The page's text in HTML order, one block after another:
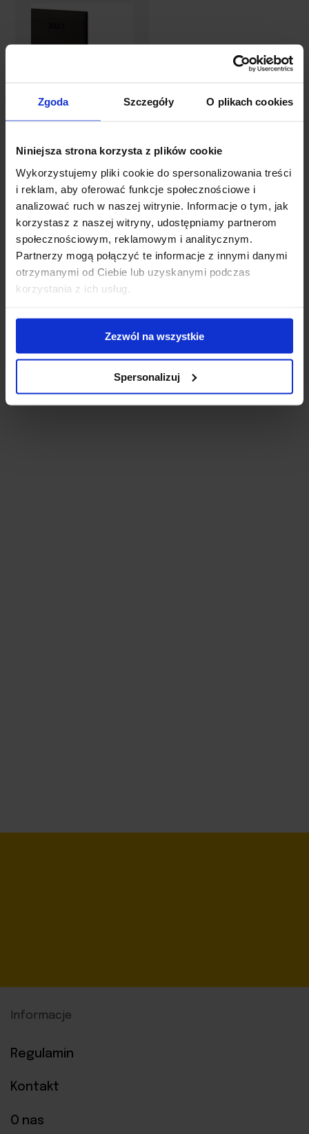
Zgoda Szczegóły O plikach cookies
Niniejsza strona korzysta z plików cookie
Wykorzystujemy pliki cookie do spersonalizowania treści
i reklam, aby oferować funkcje społecznościowe i
analizować ruch w naszej witrynie. Informacje o tym, jak
korzystasz z naszej witryny, udostępniamy partnerom
społecznościowym, reklamowym i analitycznym.
Partnerzy mogą połączyć te informacje z innymi danymi
otrzymanymi od Ciebie lub uzyskanymi podczas
korzystania z ich usług.
Zezwól na wszystkie
Spersonalizuj
książkowy
Tygodniowy
Plus ~A4
Vivella
29,11 zł
Informacje
Regulamin
Kontakt
O nas